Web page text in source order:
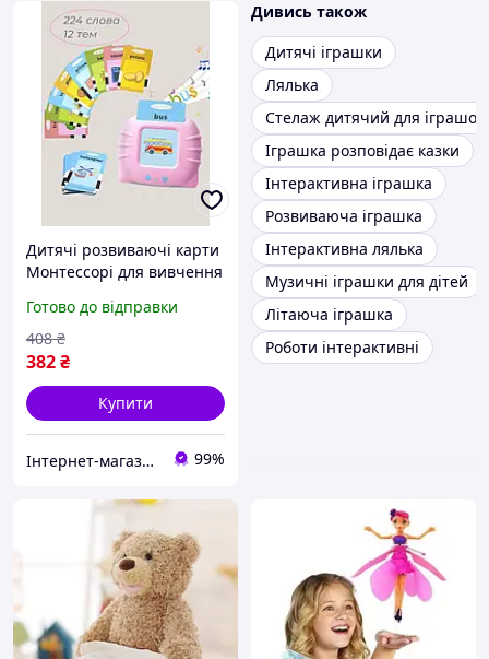
Дитячі розвиваючі карти
Монтессорі для вивчення
2,1 см 300 mah із
зарядкою від USB 112
карт та 224 слова
Готово до відправки
382₴
408 ₴
Купити
Інтернет-магазин TRINTA 99%
Дивись також
Дитячі іграшки
Лялька
Стелаж дитячий для іграшок
Іграшка розповідає казки
Інтерактивна іграшка
Розвиваюча іграшка
Інтерактивна лялька
Музичні іграшки для дітей
Літаюча іграшка
Роботи інтерактивні